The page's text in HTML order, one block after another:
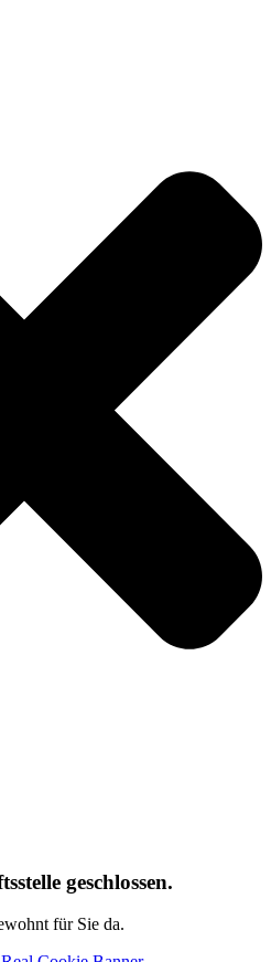
geschlossen.
für Sie da.